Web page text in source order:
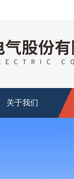
关于我们